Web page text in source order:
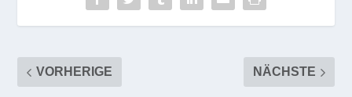
VORHERIGE NÄCHSTE